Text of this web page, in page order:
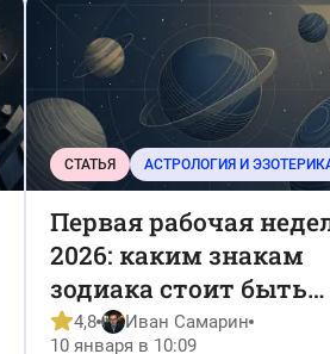
СТАТЬЯ АСТРОЛОГИЯ И
Первая рабочая
2026: каким знакам
зодиака стоит быть
начеку с 12 по 18
4,8
Иван Самарин
10 января в 10:09